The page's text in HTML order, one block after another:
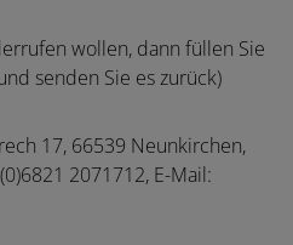
wollen, dann füllen Sie
senden Sie es zurück)
17, 66539 Neunkirchen,
2071712, E-Mail: